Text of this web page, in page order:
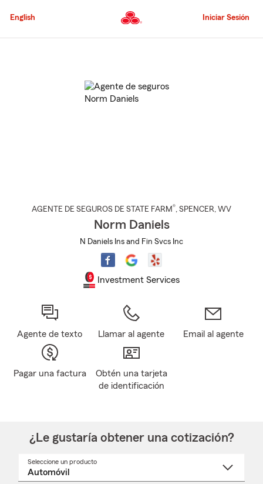
al
principal
English Iniciar Sesión
AGENTE DE SEGUROS DE STATE FARM®, SPENCER, WV
Norm Daniels
N Daniels Ins and Fin Svcs Inc
Investment Services
Agente de texto Llamar al agente Email al agente
Pagar una factura
Obtén una tarjeta
de identificación
¿Le gustaría obtener una cotización?
Seleccione un producto